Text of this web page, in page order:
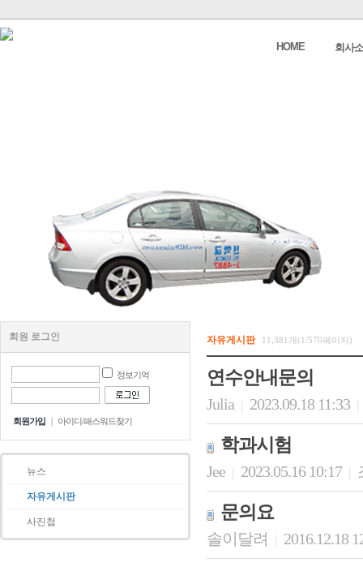
HOME 회사
회원 로그인
정보기억
회원가입 | 아이디/패스워드찾기
뉴스
자유게시판
사진첩
자유게시판 11,381개(1/570페이지)
연수안내문의
Julia 2023.09.18 11:33
학과시험
Jee 2023.05.16 10:17
문의요
솔이달려 2016.12.18